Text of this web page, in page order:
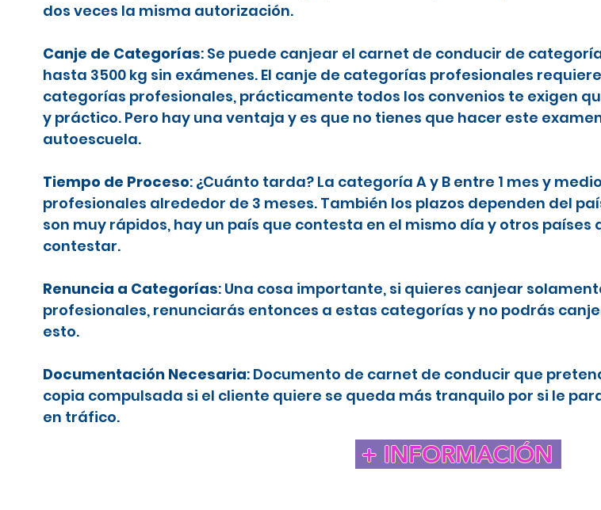
dos veces la misma autorización.
Canje de Categorías: Se puede canjear el carnet de conducir de
hasta 3500 kg sin exámenes. El canje de categorías profesionales
categorías profesionales, prácticamente todos los convenios te exigen
y práctico. Pero hay una ventaja y es que no tienes que hacer este
autoescuela.
Tiempo de Proceso: ¿Cuánto tarda? La categoría A y B entre 1 mes y
profesionales alrededor de 3 meses. También los plazos dependen del
son muy rápidos, hay un país que contesta en el mismo día y otros
contestar.
Renuncia a Categorías: Una cosa importante, si quieres canjear
profesionales, renunciarás entonces a estas categorías y no podrás
esto.
Documentación Necesaria: Documento de carnet de conducir que
copia compulsada si el cliente quiere se queda más tranquilo por si le
en tráfico.
+ INFORMACIÓN